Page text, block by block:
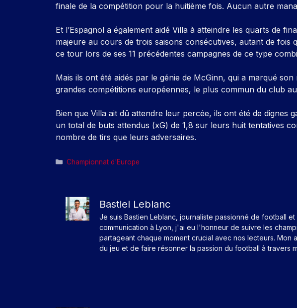
finale de la compétition pour la huitième fois. Aucun autre
Et l’Espagnol a également aidé Villa à atteindre les quarts de
majeure au cours de trois saisons consécutives, autant de fois
ce tour lors de ses 11 précédentes campagnes de ce type
Mais ils ont été aidés par le génie de McGinn, qui a marqué
grandes compétitions européennes, le plus commun du club
Bien que Villa ait dû attendre leur percée, ils ont été de dignes
un total de buts attendus (xG) de 1,8 sur leurs huit tentatives
nombre de tirs que leurs adversaires.
Catégories
Championnat d'Europe
Bastiel Leblanc
Je suis Bastien Leblanc, journaliste passionné de football
communication à Lyon, j'ai eu l'honneur de suivre les
partageant chaque moment crucial avec nos lecteurs. Mon
du jeu et de faire résonner la passion du football à travers